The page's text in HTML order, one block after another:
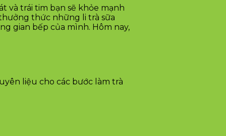
và trái tim bạn sẽ khỏe mạnh
thức những li trà sữa
gian bếp của mình. Hôm nay,
liệu cho các bước làm trà